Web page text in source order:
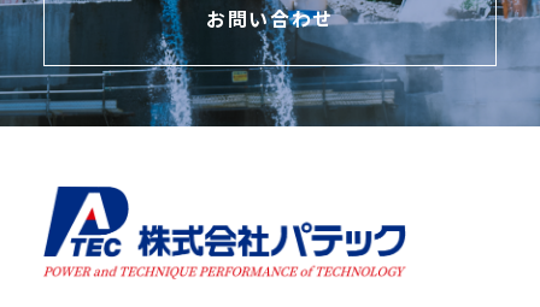
お問い合わせ